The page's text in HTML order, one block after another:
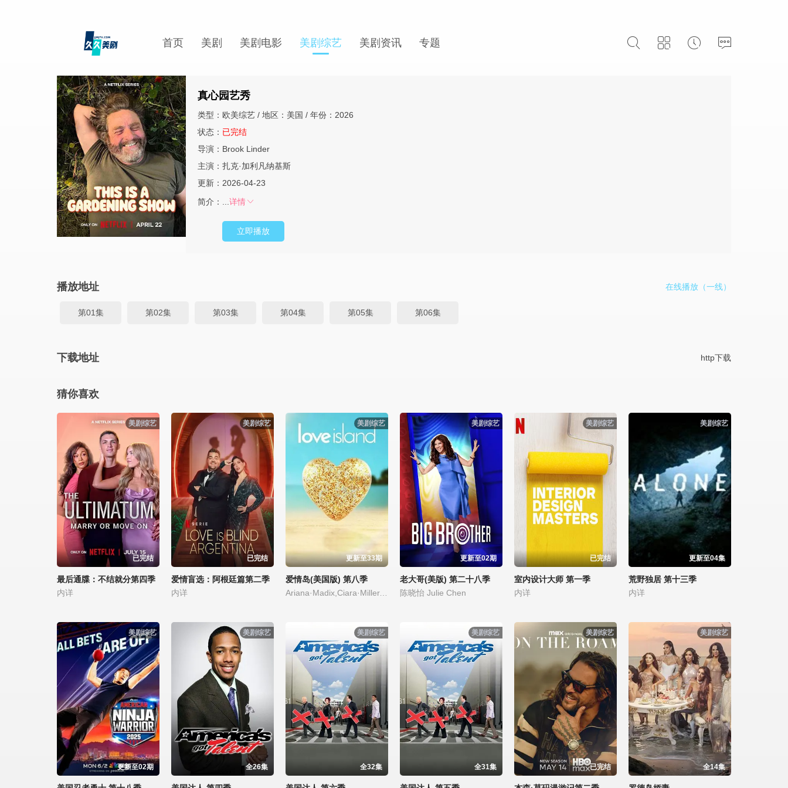
首页 美剧 美剧电影 美剧综艺 美剧资讯 专题
真心园艺秀
类型：欧美综艺 / 地区：美国 / 年份：2026
状态： 已完结
导演： Brook Linder
主演： 扎克·加利凡纳基斯
更新：2026-04-23
简介：
详情
立即播放
播放地址 在线播放（一线）
第01集 第02集 第03集 第04集 第05集 第06集
下载地址 http下载
猜你喜欢
美剧综艺
已完结
最后通牒：不结就分第四季
内详
美剧综艺
已完结
爱情盲选：阿根廷篇第二季
内详
美剧综艺
更新至33期
爱情岛(美国版) 第八季
Ariana·Madix,Ciara·Miller,Tefi·Pessoa
美剧综艺
更新至02期
老大哥(美版) 第二十八季
陈晓怡 Julie Chen
美剧综艺
已完结
室内设计大师 第一季
内详
美剧综艺
更新至04集
荒野独居 第十三季
内详
美剧综艺
更新至02期
美剧综艺
全26集
美剧综艺
全32集
美剧综艺
全31集
美剧综艺
已完结
美剧综艺
全14集